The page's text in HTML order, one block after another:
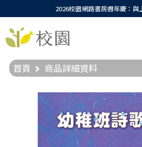
2026校園網路書房週年慶：與
首頁 商品詳細資料